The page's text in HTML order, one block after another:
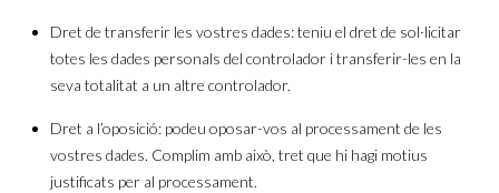
Dret de transferir les vostres dades: teniu el dret de sol·licitar
totes les dades personals del controlador i transferir-les en la
seva totalitat a un altre controlador.
Dret a l’oposició: podeu oposar-vos al processament de les
vostres dades. Complim amb això, tret que hi hagi motius
justificats per al processament.